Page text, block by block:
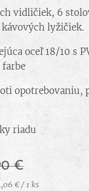
vidličiek, 6
lyžičiek.
oceľ 18/10 s
farbe
opotrebovaniu,
riadu
€
€ / 1 ks